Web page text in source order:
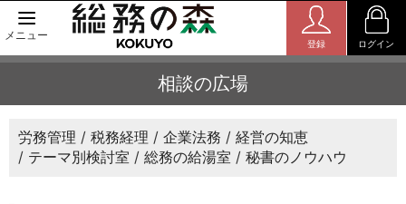
メニュー
登録 ログイン
相談の広場
労務管理 税務経理 企業法務
経営の知恵
テーマ別検討室
総務の給湯室 秘書のノウハウ